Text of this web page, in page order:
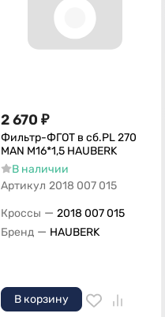
2 670 ₽
Фильтр-ФГОТ в сб.PL 270
MAN М16*1,5 HAUBERK
В наличии
Артикул 2018 007 015
Кроссы — 2018 007 015
Бренд — HAUBERK
В корзину